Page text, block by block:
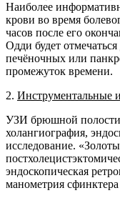
Наиболее
крови во время
часов после его
Одди будет
печёночных или
промежуток времени.
2. Инструментальные
УЗИ брюшной
холангиография,
исследование.
эндоскопическая
манометрия